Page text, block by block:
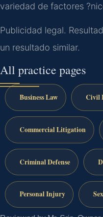
variedad de factores
Publicidad legal.
un resultado similar.
All practice pages
Business Law Civil
Commercial Litigation
Criminal Defense
Personal Injury